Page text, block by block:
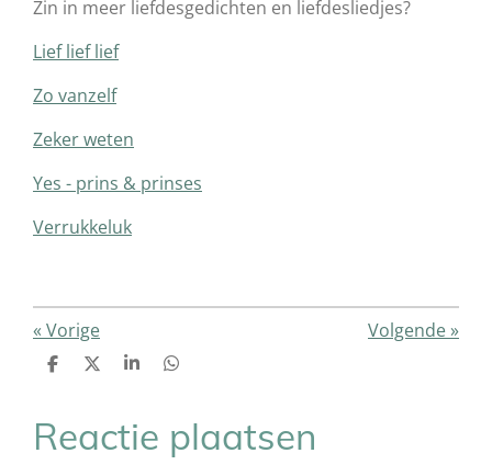
Zin in meer liefdesgedichten en liefdesliedjes?
Lief lief lief
Zo vanzelf
Zeker weten
Yes - prins & prinses
Verrukkeluk
« Vorige Volgende»
D
e
n
D
S
r
D
n
Reactie plaatsen